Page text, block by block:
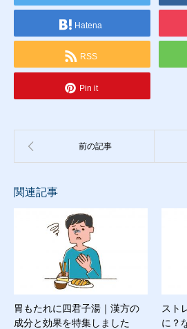
Hatena
RSS
Pin it
関連記事
胃もたれに四君子湯｜漢方の
成分と効果を特集しました
スト
に？